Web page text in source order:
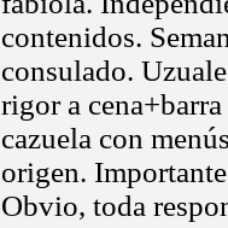
contenidos.
consulado.
rigor a
cazuela con
origen.
Obvio, toda